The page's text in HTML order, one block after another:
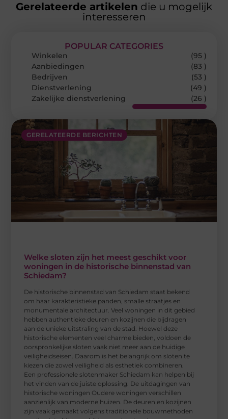
Gerelateerde artikelen die u mogelijk
interesseren
GERELATEERDE BERICHTEN
Welke sloten zijn het meest geschikt voor
woningen in de historische binnenstad van
Schiedam?
De historische binnenstad van Schiedam staat bekend
om haar karakteristieke panden, smalle straatjes en
monumentale architectuur. Veel woningen in dit gebied
hebben authentieke deuren en kozijnen die bijdragen
aan de unieke uitstraling van de stad. Hoewel deze
historische elementen veel charme bieden, voldoen de
oorspronkelijke sloten vaak niet meer aan de huidige
veiligheidseisen. Daarom is het belangrijk om sloten te
kiezen die zowel veiligheid als esthetiek combineren.
Een professionele slotenmaker Schiedam kan helpen bij
het vinden van de juiste oplossing. De uitdagingen van
historische woningen Oudere woningen verschillen
aanzienlijk van moderne huizen. De deuren en kozijnen
zijn vaak gemaakt volgens traditionele bouwmethoden
POPULAR CATEGORIES
Winkelen
(95 )
Aanbiedingen
(83 )
Bedrijven
(53 )
Dienstverlening
(49 )
Zakelijke dienstverlening
(26 )